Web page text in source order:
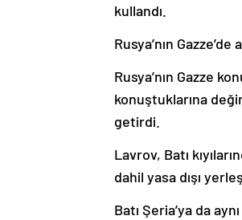
kullandı.
Rusya’nın
Rusya’nın Gazze
konuştuklarına
getirdi.
Lavrov, Batı
dahil yasa dışı
Batı Şeria’ya da